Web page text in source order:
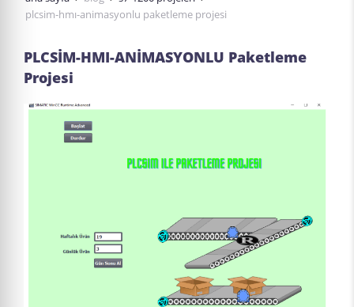
plcsi̇m-hmi-ani̇masyonlu paketleme projesi
PLCSİM-HMI-ANİMASYONLU Paketleme
Projesi